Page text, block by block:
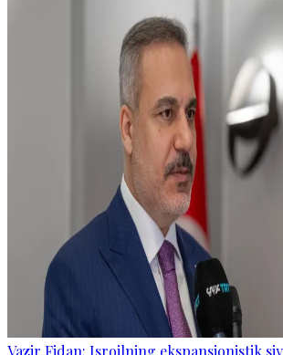
Vazir Fidan: Isroilning ekspansionistik